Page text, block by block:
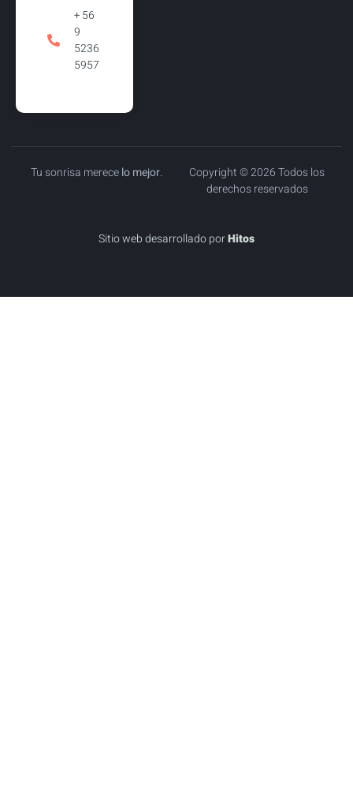
+ 56
9
5236
5957
Tu sonrisa merecelo mejor.
Copyright © 2026 Todos los
derechos reservados
Sitio web desarrollado porHitos